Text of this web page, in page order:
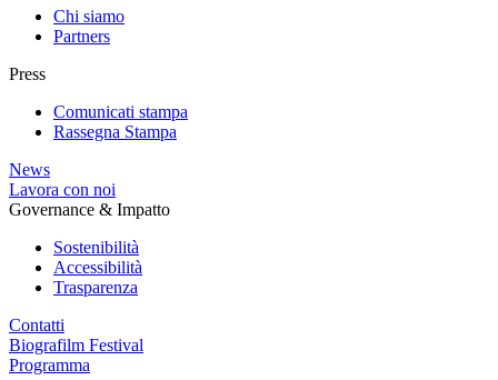
Chi siamo
Partners
Press
Comunicati stampa
Rassegna Stampa
News
Lavora con noi
Governance & Impatto
Sostenibilità
Accessibilità
Trasparenza
Contatti
Biografilm Festival
Programma